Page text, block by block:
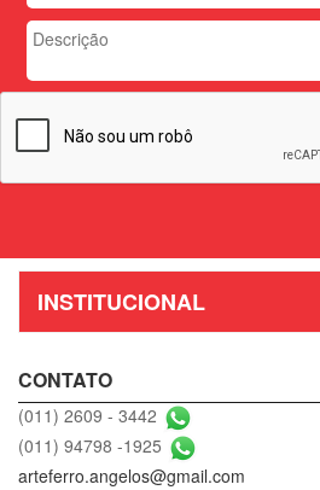
INSTITUCIONAL
CONTATO
(011) 2609 - 3442
(011) 94798 -1925
arteferro.angelos@gmail.com